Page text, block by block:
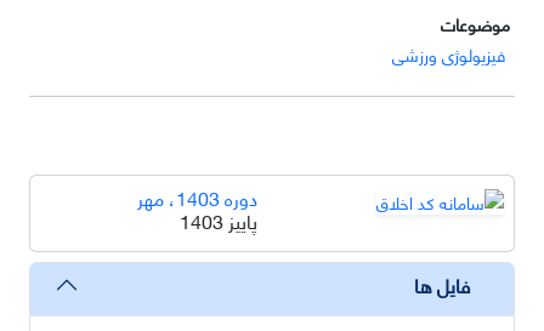
موضوعات
فیزیولوژی ورزشی
دوره 1403، مهر
پاییز 1403
فایل ها